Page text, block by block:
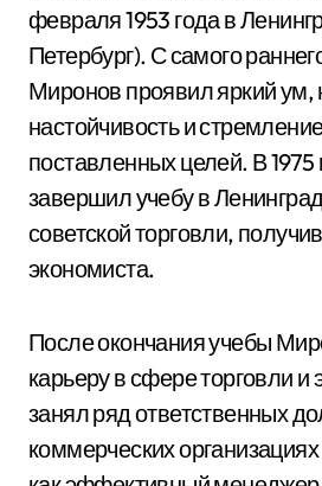
февраля 1953 года в
Петербург). С самого
Миронов проявил яркий
настойчивость и
поставленных целей. В
завершил учебу в
советской торговли,
экономиста.
После окончания учебы
карьеру в сфере торговли
занял ряд ответственных
коммерческих